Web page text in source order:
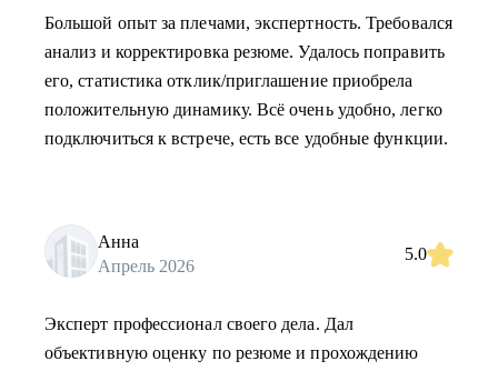
Большой опыт за плечами, экспертность. Требовался
анализ и корректировка резюме. Удалось поправить
его, статистика отклик/приглашение приобрела
положительную динамику. Всё очень удобно, легко
подключиться к встрече, есть все удобные функции.
Анна
Апрель 2026
5.0
Эксперт профессионал своего дела. Дал
объективную оценку по резюме и прохождению